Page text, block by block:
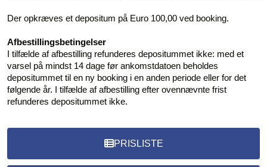
Der opkræves et depositum på Euro 100,00 ved booking.
Afbestillingsbetingelser
I tilfælde af afbestilling refunderes depositummet ikke: med et
varsel på mindst 14 dage før ankomstdatoen beholdes
depositummet til en ny booking i en anden periode eller for det
følgende år. I tilfælde af afbestilling efter ovennævnte frist
refunderes depositummet ikke.
PRISLISTE